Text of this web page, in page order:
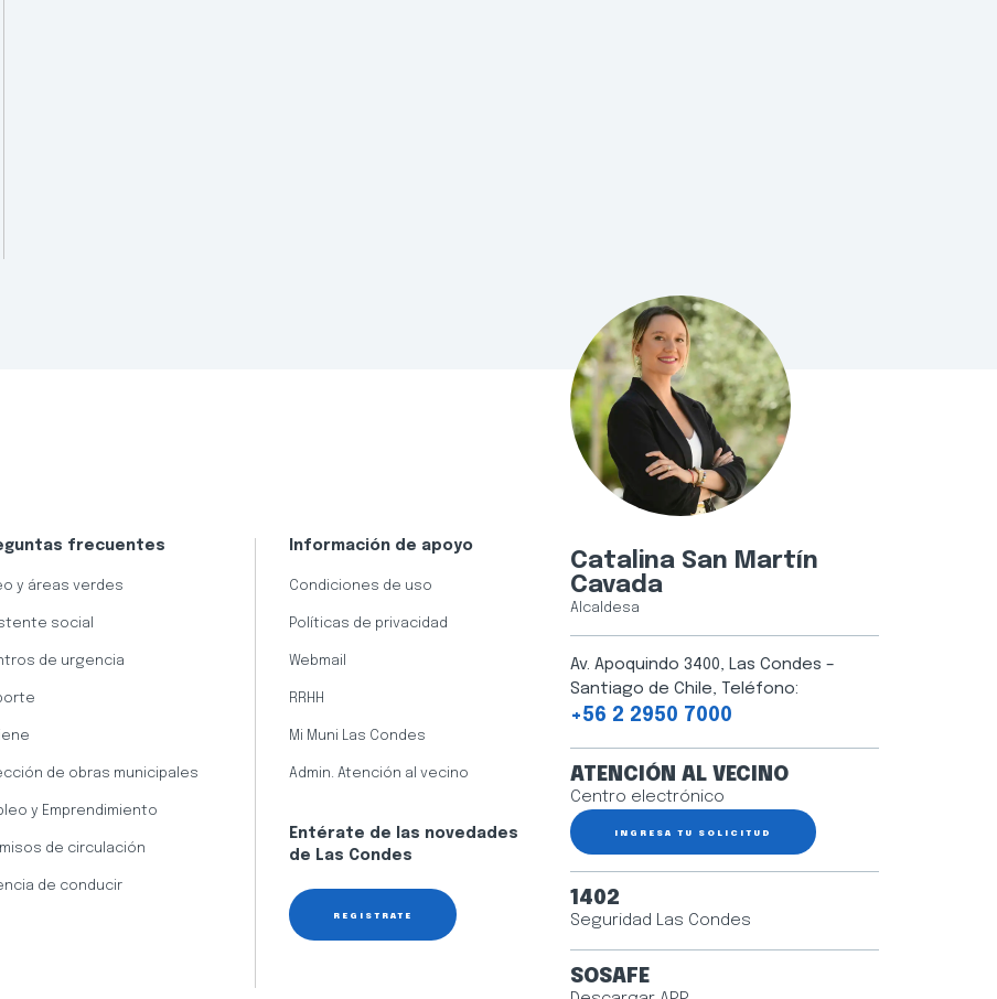
frecuentes
y áreas verdes
social
de urgencia
de obras municipales
y Emprendimiento
de circulación
de conducir
Información de apoyo
Condiciones de uso
Políticas de privacidad
Webmail
RRHH
Mi Muni Las Condes
Admin. Atención al vecino
Entérate de las novedades
de Las Condes
REGÍSTRATE
Catalina San Martín
Cavada
Alcaldesa
Av. Apoquindo 3400, Las Condes –
Santiago de Chile, Teléfono:
+56 2 2950 7000
ATENCIÓN AL VECINO
Centro electrónico
INGRESA TU SOLICITUD
1402
Seguridad Las Condes
SOSAFE